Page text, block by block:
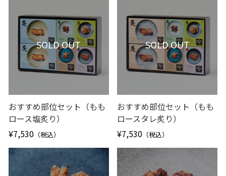
SOLD OUT
おすすめ部位セット（もも
ロース塩炙り）
¥7,530 （税込）
SOLD OUT
おすすめ部位セット（もも
ロースタレ炙り）
¥7,530 （税込）